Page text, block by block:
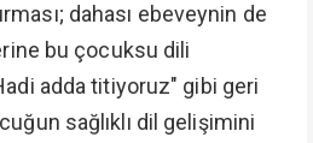
dahası ebeveynin de
bu çocuksu dili
adda titiyoruz" gibi geri
sağlıklı dil gelişimini